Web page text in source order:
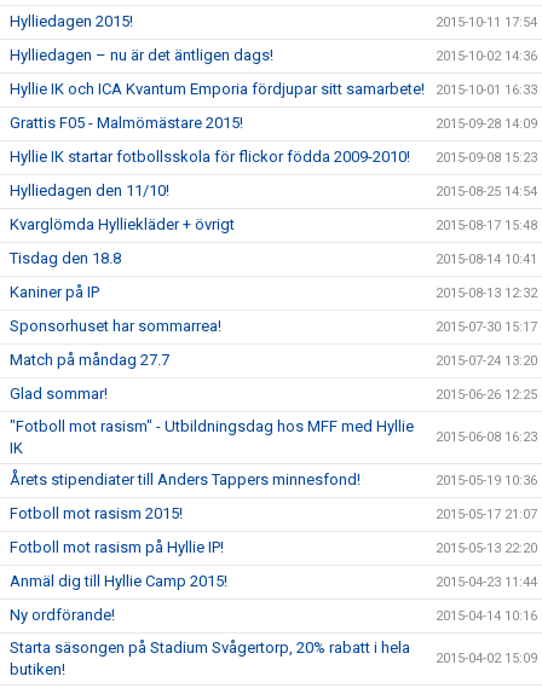
Hylliedagen 2015! 2015-10-11 17:54
Hylliedagen – nu är det äntligen dags! 2015-10-02 14:36
Hyllie IK och ICA Kvantum Emporia fördjupar sitt samarbete! 2015-10-01 16:33
Grattis F05 - Malmömästare 2015! 2015-09-28 14:09
Hyllie IK startar fotbollsskola för flickor födda 2009-2010! 2015-09-08 15:23
Hylliedagen den 11/10! 2015-08-25 14:54
Kvarglömda Hylliekläder + övrigt 2015-08-17 15:48
Tisdag den 18.8 2015-08-14 10:41
Kaniner på IP 2015-08-13 12:32
Sponsorhuset har sommarrea! 2015-07-30 15:17
Match på måndag 27.7 2015-07-24 13:20
Glad sommar! 2015-06-26 12:25
"Fotboll mot rasism" - Utbildningsdag hos MFF med Hyllie
IK
2015-06-08 16:23
Årets stipendiater till Anders Tappers minnesfond! 2015-05-19 10:36
Fotboll mot rasism 2015! 2015-05-17 21:07
Fotboll mot rasism på Hyllie IP! 2015-05-13 22:20
Anmäl dig till Hyllie Camp 2015! 2015-04-23 11:44
Ny ordförande! 2015-04-14 10:16
Starta säsongen på Stadium Svågertorp, 20% rabatt i hela
butiken!
2015-04-02 15:09